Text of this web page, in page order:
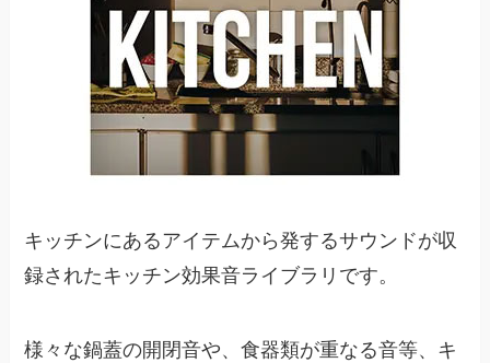
キッチンにあるアイテムから発するサウンドが収
録されたキッチン効果音ライブラリです。
様々な鍋蓋の開閉音や、食器類が重なる音等、キ